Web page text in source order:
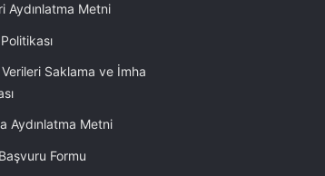
Aydınlatma Metni
Verileri Saklama ve İmha
Aydınlatma Metni
Formu